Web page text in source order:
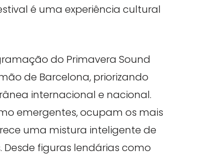
é uma experiência cultural
do Primavera Sound
de Barcelona, priorizando
internacional e nacional.
emergentes, ocupam os mais
uma mistura inteligente de
Desde figuras lendárias como